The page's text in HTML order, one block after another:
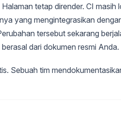
tetap dirender. CI masih
yang mengintegrasikan
tersebut sekarang
dari dokumen resmi Anda.
Sebuah tim